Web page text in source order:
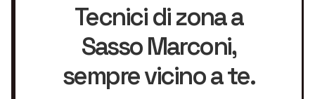
Tecnici di zona a
Sasso Marconi,
sempre vicino a te.